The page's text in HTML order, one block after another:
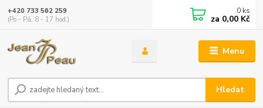
Menu
Hledat
+420 733 562 259
(Po - Pá, 8 - 17 hod.)
0 ks
za 0,00 Kč